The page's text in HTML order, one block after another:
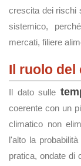
crescita dei rischi
sistemico,
mercati, filiere
Il ruolo del
Il dato sulle
coerente con un
climatico non
l'alto la
pratica, ondate di